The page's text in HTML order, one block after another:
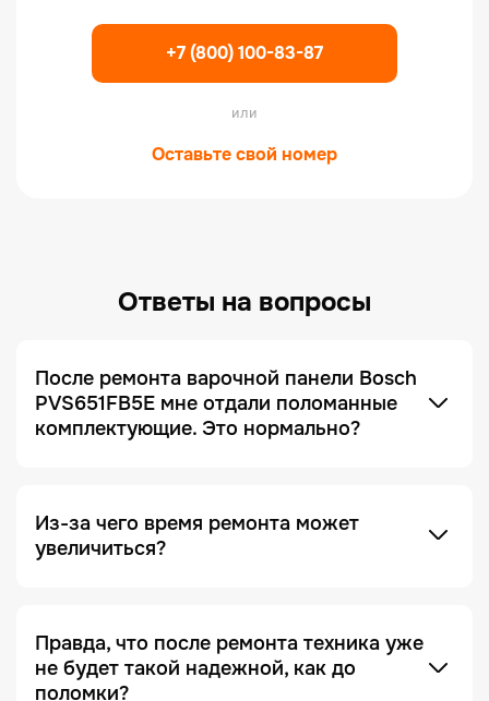
+7 (800) 100-83-87
или
Оставьте свой номер
Ответы на вопросы
После ремонта варочной панели Bosch
PVS651FB5E мне отдали поломанные
комплектующие. Это нормально?
был действительно выполнен, и увидеть, что
именно случилось с устройством.
Из-за чего время ремонта может
увеличиться?
ремонта возникает на этапе диагностики, когда
проблема проявляется не явно. Чтобы ее
зафиксировать и локализовать, техника должна
Правда, что после ремонта техника уже
не будет такой надежной, как до
поломки?